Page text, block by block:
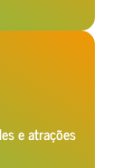
e atrações